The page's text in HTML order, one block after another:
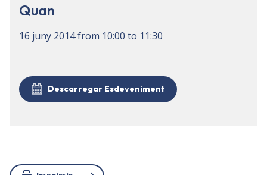
Quan
16 juny 2014from 10:00 to 11:30
Descarregar Esdeveniment